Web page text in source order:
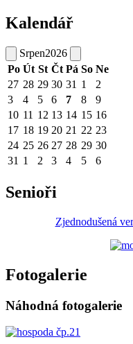
Kalendář
Srpen2026
Po Út St Čt Pá So Ne
27 28 29 30 31 1
2
3
4 5 6 7 8
9
10 11 12 13 14 15 16
17 18 19 20 21 22 23
24 25 26 27 28 29 30
31 1 2 3 4 5 6
Senioři
Zjednodušená
Fotogalerie
Náhodná fotogalerie